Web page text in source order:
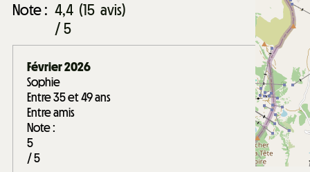
Note : 4,4
/ 5
(15 avis)
Février 2026
Sophie
Entre 35 et 49 ans
Entre amis
Note :
5
/ 5